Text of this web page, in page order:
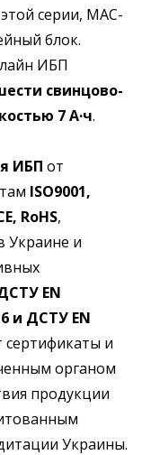
серии, MAC-
блок.
ИБП
свинцово-
7 А·ч.
ИБП от
ISO9001,
RoHS,
Украине и
EN
и ДСТУ EN
и
органом
продукции
Украины.